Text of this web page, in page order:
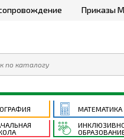
Приказы
МАТЕМАТИКА